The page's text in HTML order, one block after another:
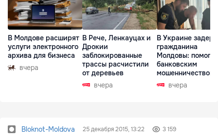
В Молдове расширят
услуги электронного
архива для бизнеса
вчера
В Рече, Ленкауцах и
Дрокии
заблокированные
трассы расчистили
от деревьев
вчера
В Украине
гражданина
Молдовы:
банковским
мошенничеством
Чехиивчера
Bloknot-Moldova 25 декабря 2015, 13:22 3 159